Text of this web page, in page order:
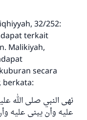
32/252:
terkait
Malikiyah,
secara
berkata:
نهى النبي صلى الله
عليه وأن يبنى عليه